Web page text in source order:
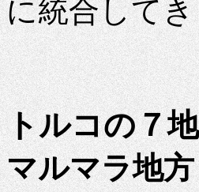
に統合して
トルコの７
マルマラ地方